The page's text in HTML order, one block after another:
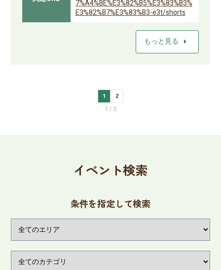
7%A4%BE%E3%82%B5%E3%83%B3%
E3%82%B7%E3%83%B3-e3t/shorts
もっと見る arrow_right
1
2
1 / 2
イベント検索
条件を指定して検索